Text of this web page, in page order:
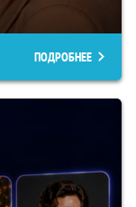
ПОДРОБНЕЕ